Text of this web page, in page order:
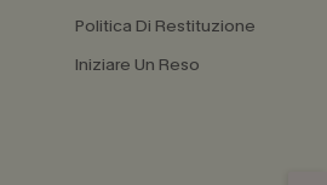
Politica Di Restituzione
Iniziare Un Reso